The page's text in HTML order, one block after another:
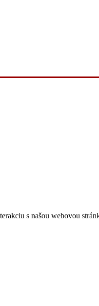
s našou webovou